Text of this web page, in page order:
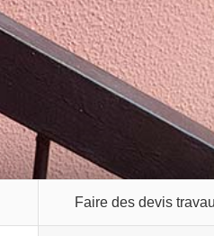
Faire des devis